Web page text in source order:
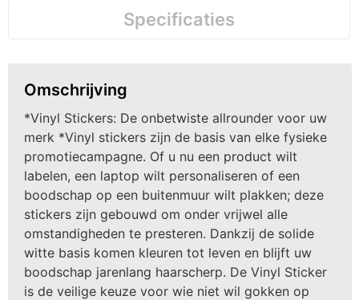
Specificaties
Omschrijving
*Vinyl Stickers: De onbetwiste allrounder voor uw
merk *Vinyl stickers zijn de basis van elke fysieke
promotiecampagne. Of u nu een product wilt
labelen, een laptop wilt personaliseren of een
boodschap op een buitenmuur wilt plakken; deze
stickers zijn gebouwd om onder vrijwel alle
omstandigheden te presteren. Dankzij de solide
witte basis komen kleuren tot leven en blijft uw
boodschap jarenlang haarscherp. De Vinyl Sticker
is de veilige keuze voor wie niet wil gokken op